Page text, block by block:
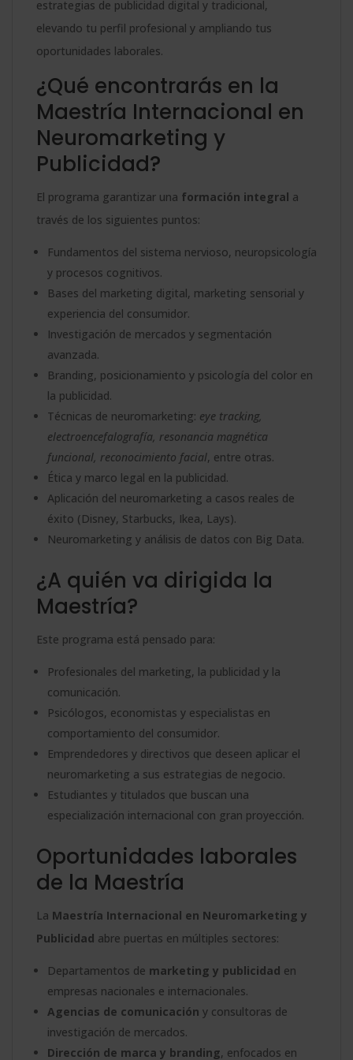
estrategias de publicidad digital y tradicional,
elevando tu perfil profesional y ampliando tus
oportunidades laborales.
¿Qué encontrarás en la
Maestría Internacional en
Neuromarketing y
Publicidad?
El programa garantizar una formación integral a
través de los siguientes puntos:
Fundamentos del sistema nervioso, neuropsicología
y procesos cognitivos.
Bases del marketing digital, marketing sensorial y
experiencia del consumidor.
Investigación de mercados y segmentación
avanzada.
Branding, posicionamiento y psicología del color en
la publicidad.
Técnicas de neuromarketing: eye tracking,
electroencefalografía, resonancia magnética
funcional, reconocimiento facial, entre otras.
Ética y marco legal en la publicidad.
Aplicación del neuromarketing a casos reales de
éxito (Disney, Starbucks, Ikea, Lays).
Neuromarketing y análisis de datos con Big Data.
¿A quién va dirigida la
Maestría?
Este programa está pensado para:
Profesionales del marketing, la publicidad y la
comunicación.
Psicólogos, economistas y especialistas en
comportamiento del consumidor.
Emprendedores y directivos que deseen aplicar el
neuromarketing a sus estrategias de negocio.
Estudiantes y titulados que buscan una
especialización internacional con gran proyección.
Oportunidades laborales
de la Maestría
La Maestría Internacional en Neuromarketing y
Publicidad abre puertas en múltiples sectores:
Departamentos de marketing y publicidad en
empresas nacionales e internacionales.
Agencias de comunicación y consultoras de
investigación de mercados.
Dirección de marca y branding, enfocados en